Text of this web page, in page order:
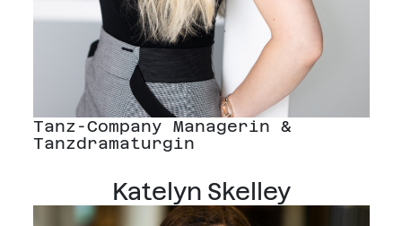
Tanz-Company Managerin &
Tanzdramaturgin
Katelyn Skelley